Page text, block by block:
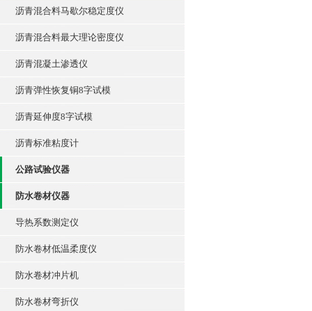
沥青混合料马歇尔稳定度仪
沥青混合料最大理论密度仪
沥青混凝土渗透仪
沥青弹性恢复铜8字试模
沥青延伸度8字试模
沥青标准粘度计
公路试验仪器
防水卷材仪器
导热系数测定仪
防水卷材低温柔度仪
防水卷材冲片机
防水卷材弯折仪